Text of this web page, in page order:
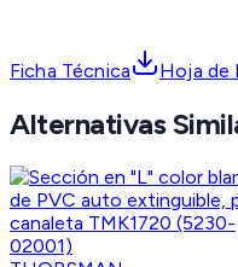
Ficha Técnica Hoja de
Alternativas